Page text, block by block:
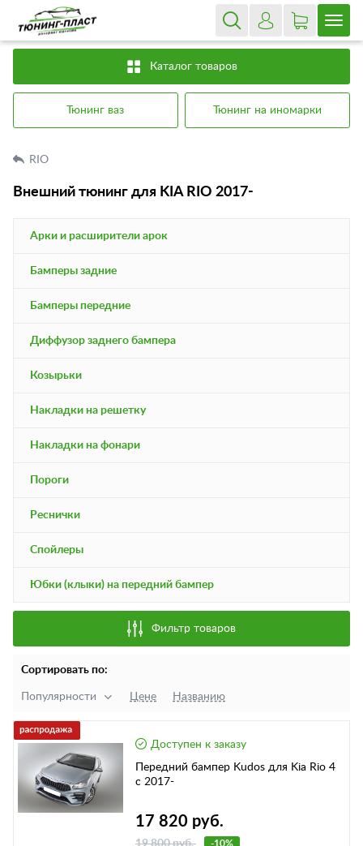
Каталог товаров
Тюнинг ваз Тюнинг на иномарки
RIO
Внешний тюнинг для KIA RIO 2017-
Арки и расширители арок
Бамперы задние
Бамперы передние
Диффузор заднего бампера
Козырьки
Накладки на решетку
Накладки на фонари
Пороги
Реснички
Спойлеры
Юбки (клыки) на передний бампер
Фильтр товаров
Сортировать по:
Популярности Цене Названию
Доступен к заказу
Передний бампер Kudos для Kia Rio 4
с 2017-
17 820 руб.
19 800 руб. -10%